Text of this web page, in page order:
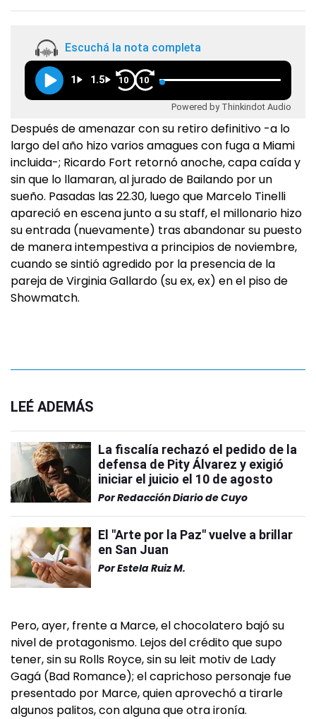
Escuchá la nota completa
1 1.5 10 10
Powered by Thinkindot Audio
Después de amenazar con su retiro definitivo -a lo
largo del año hizo varios amagues con fuga a Miami
incluida-; Ricardo Fort retornó anoche, capa caída y
sin que lo llamaran, al jurado de Bailando por un
sueño. Pasadas las 22.30, luego que Marcelo Tinelli
apareció en escena junto a su staff, el millonario hizo
su entrada (nuevamente) tras abandonar su puesto
de manera intempestiva a principios de noviembre,
cuando se sintió agredido por la presencia de la
pareja de Virginia Gallardo (su ex, ex) en el piso de
Showmatch.
LEÉ ADEMÁS
La fiscalía rechazó el pedido de la
defensa de Pity Álvarez y exigió
iniciar el juicio el 10 de agosto
PorRedacción Diario de Cuyo
El "Arte por la Paz" vuelve a brillar
en San Juan
PorEstela Ruiz M.
Pero, ayer, frente a Marce, el chocolatero bajó su
nivel de protagonismo. Lejos del crédito que supo
tener, sin su Rolls Royce, sin su leit motiv de Lady
Gagá (Bad Romance); el caprichoso personaje fue
presentado por Marce, quien aprovechó a tirarle
algunos palitos, con alguna que otra ironía.